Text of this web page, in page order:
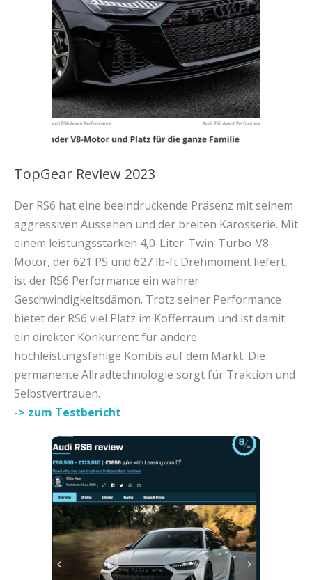
TopGear Review 2023
Der RS6 hat eine beeindruckende Präsenz mit seinem
aggressiven Aussehen und der breiten Karosserie. Mit
einem leistungsstarken 4,0-Liter-Twin-Turbo-V8-
Motor, der 621 PS und 627 lb-ft Drehmoment liefert,
ist der RS6 Performance ein wahrer
Geschwindigkeitsdämon. Trotz seiner Performance
bietet der RS6 viel Platz im Kofferraum und ist damit
ein direkter Konkurrent für andere
hochleistungsfähige Kombis auf dem Markt. Die
permanente Allradtechnologie sorgt für Traktion und
Selbstvertrauen.
-> zum Testbericht